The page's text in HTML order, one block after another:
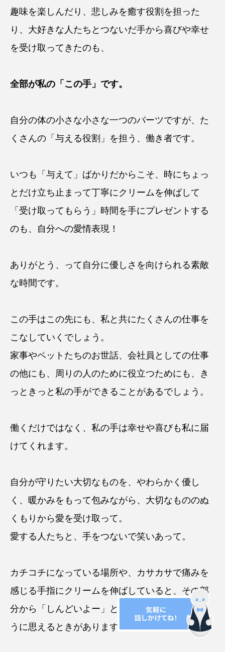
趣味を楽しんだり、悲しみを癒す役割を担った
り、大好きな人たちとつないだ手から喜びや幸せ
を受け取ってきたのも、
全部が私の「この手」です。
自分の体の小さな小さな一つのパーツですが、た
くさんの「与える役割」を担う、働き者です。
いつも「与えて」ばかりだからこそ、時にちょっ
とだけ立ち止まって丁寧にクリームを伸ばして
「受け取ってもらう」時間を手にプレゼントする
のも、自分への愛情表現！
ありがとう、って自分に優しさを向けられる素敵
な時間です。
この手はこの先にも、私と共にたくさんの仕事を
こなしていくでしょう。
家事やペットたちのお世話、会社員としての仕事
の他にも、周りの人のために役立つためにも、き
っときっと私の手ができることがあるでしょう。
働くだけではなく、私の手は幸せや喜びも私に届
けてくれます。
自分が守りたい大切なものを、やわらかく優し
く、暖かみをもって包みながら、大切なもののぬ
くもりから愛を受け取って。
愛する人たちと、手をつないで笑いあって。
カチコチになっている場所や、カサカサで痛みを
感じる手指にクリームを伸ばしていると、その部
分から「しんどいよー」と小さな声がしているよ
うに思えるときがあります。